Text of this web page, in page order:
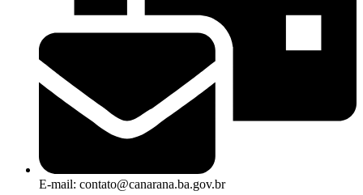
E-mail: contato@canarana.ba.gov.br